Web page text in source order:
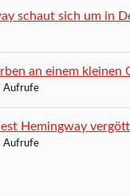
schaut sich um in
an einem kleinen
Aufrufe
Hemingway
Aufrufe